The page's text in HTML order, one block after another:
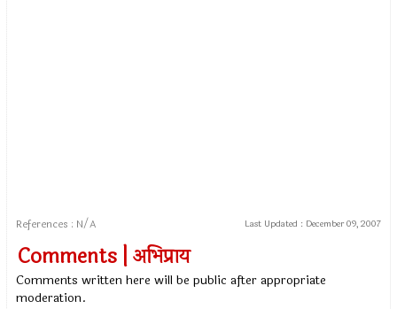
References : N/A Last Updated : December 09, 2007
Comments | अभिप्राय
Comments written here will be public after appropriate
moderation.